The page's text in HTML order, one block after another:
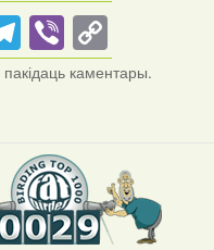
Telegram
Viber
Link
пакідаць каментары.